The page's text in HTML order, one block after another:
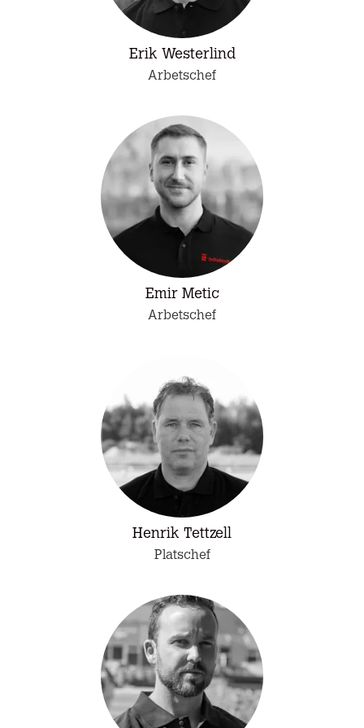
Erik Westerlind
Arbetschef
Emir Metic
Arbetschef
Henrik Tettzell
Platschef